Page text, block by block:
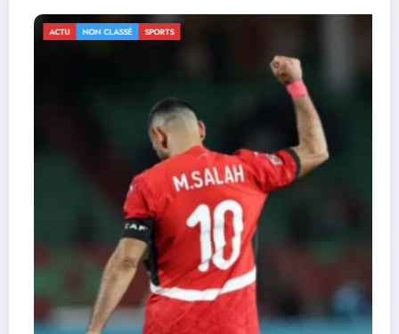
ACTU NON CLASSÉ SPORTS